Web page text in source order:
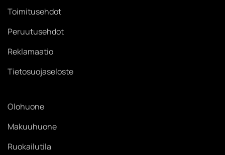
Toimitusehdot
Peruutusehdot
Reklamaatio
Tietosuojaseloste
Olohuone
Makuuhuone
Ruokailutila